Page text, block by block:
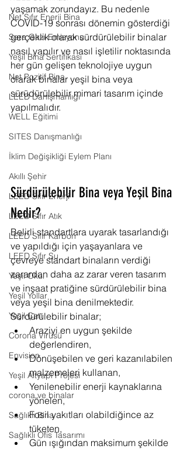
Net Sıfır Enerji Bina
Sera Gazı Emisyonu
Yeşil Bina Sertifikası
Net Pozitif Bina
LEED Danışmanlığı
WELL Eğitimi
SITES Danışmanlığı
İklim Değişikliği Eylem Planı
Akıllı Şehir
LEED Sıfır Enerji
LEED Sıfır Atık
LEED Sıfır Karbon
LEED Sıfır Su
Yeşil Okul
Yeşil Yollar
Yeşil Çatı
Corona Virüsü
Envision
Yeşil Altyapı Projesi
corona ve binalar
Sağlıklı Bina
Sağlıklı Ofis Tasarımı
yaşamak zorundayız. Bu nedenle
COVID-19 sonrası dönemin gösterdiği
gerçeklik olarak sürdürülebilir binalar
nasıl yapılır ve nasıl işletilir noktasında
her gün gelişen teknolojiye uygun
olarak binalar yeşil bina veya
sürüdürülebilir mimari tasarım içinde
yapılmalıdır.
Sürdürülebilir Bina veya Yeşil Bina
Nedir?
Belirli standartlara uyarak tasarlandığı
ve yapıldığı için yaşayanlara ve
çevreye standart binaların verdiği
zarardan daha az zarar veren tasarım
ve inşaat pratiğine sürdürülebilir bina
veya yeşil bina denilmektedir.
Sürdürülebilir binalar;
Araziyi en uygun şekilde
değerlendiren,
Dönüşebilen ve geri kazanılabilen
malzemeleri kullanan,
Yenilenebilir enerji kaynaklarına
yönelen,
Fosil yakıtları olabildiğince az
tüketen,
Gün ışığından maksimum şekilde